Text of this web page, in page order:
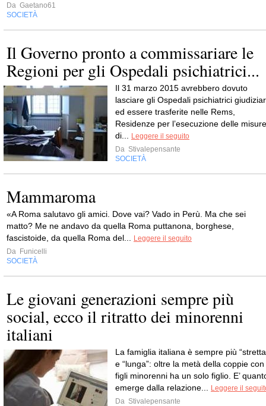
Da Gaetano61
SOCIETÀ
Il Governo pronto a commissariare le
Regioni per gli Ospedali psichiatrici...
Il 31 marzo 2015 avrebbero dovuto
lasciare gli Ospedali psichiatrici
ed essere trasferite nelle Rems,
Residenze per l’esecuzione delle misure
di...
Leggere il seguito
Da Stivalepensante
SOCIETÀ
Mammaroma
«A Roma salutavo gli amici. Dove vai? Vado in Perù. Ma che sei
matto? Me ne andavo da quella Roma puttanona, borghese,
fascistoide, da quella Roma del...
Leggere il seguito
Da Funicelli
SOCIETÀ
Le giovani generazioni sempre più
social, ecco il ritratto dei minorenni
italiani
La famiglia italiana è sempre più
e “lunga”: oltre la metà della coppie con
figli minorenni ha un solo figlio. E’
emerge dalla relazione...
Leggere il
Da Stivalepensante